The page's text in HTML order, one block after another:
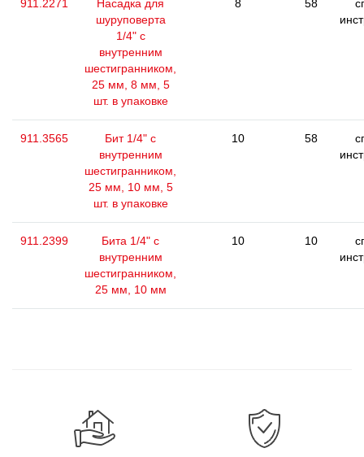
911.2271
Насадка для
шуруповерта
1/4" с
внутренним
шестигранником,
25 мм, 8 мм, 5
шт. в упаковке
8 58
911.3565
Бит 1/4" с
внутренним
шестигранником,
25 мм, 10 мм, 5
шт. в упаковке
10 58
911.2399
Бита 1/4" с
внутренним
шестигранником,
25 мм, 10 мм
10 10